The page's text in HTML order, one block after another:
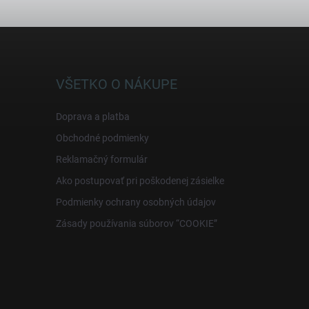
VŠETKO O NÁKUPE
Doprava a platba
Obchodné podmienky
Reklamačný formulár
Ako postupovať pri poškodenej zásielke
Podmienky ochrany osobných údajov
Zásady používania súborov “COOKIE”